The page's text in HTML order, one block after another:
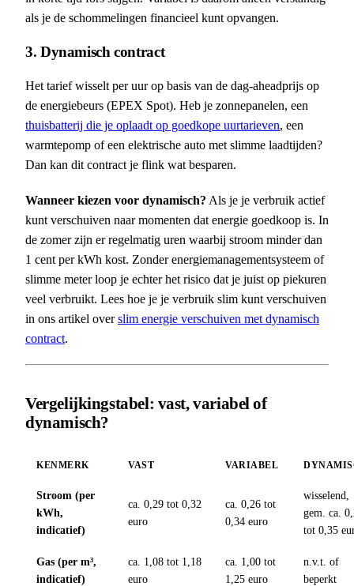
als je de schommelingen financieel kunt opvangen.
3. Dynamisch contract
Het tarief wisselt per uur op basis van de dag-aheadprijs op
de energiebeurs (EPEX Spot). Heb je zonnepanelen, een
thuisbatterij die je oplaadt op goedkope uurtarieven, een
warmtepomp of een elektrische auto met slimme laadtijden?
Dan kan dit contract je flink wat besparen.
Wanneer kiezen voor dynamisch? Als je je verbruik actief
kunt verschuiven naar momenten dat energie goedkoop is. In
de zomer zijn er regelmatig uren waarbij stroom minder dan
1 cent per kWh kost. Zonder energiemanagementsysteem of
slimme meter loop je echter het risico dat je juist op piekuren
veel verbruikt. Lees hoe je je verbruik slim kunt verschuiven
in ons artikel overslim energie verschuiven met dynamisch
contract.
Vergelijkingstabel: vast, variabel of
dynamisch?
KENMERK VAST VARIABEL
Stroom (per
kWh,
indicatief)
ca. 0,29 tot 0,32
euro
ca. 0,26 tot
0,34 euro
wisselend,
gem. ca.
tot 0,35
Gas (per m³,
indicatief)
ca. 1,08 tot 1,18
euro
ca. 1,00 tot
1,25 euro
n.v.t. of
beperkt